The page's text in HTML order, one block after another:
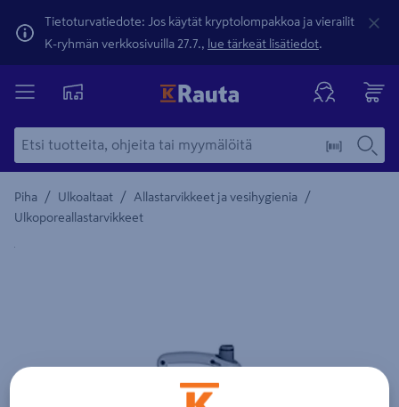
Tietoturvatiedote: Jos käytät kryptolompakkoa ja vierailit
K-ryhmän verkkosivuilla 27.7., lue tärkeät lisätiedot.
Piha / Ulkoaltaat / Allastarvikkeet ja vesihygienia /
Ulkoporeallastarvikkeet
Yksityiskohtainen kuvaus löytyy Tuotteen kuvaus -